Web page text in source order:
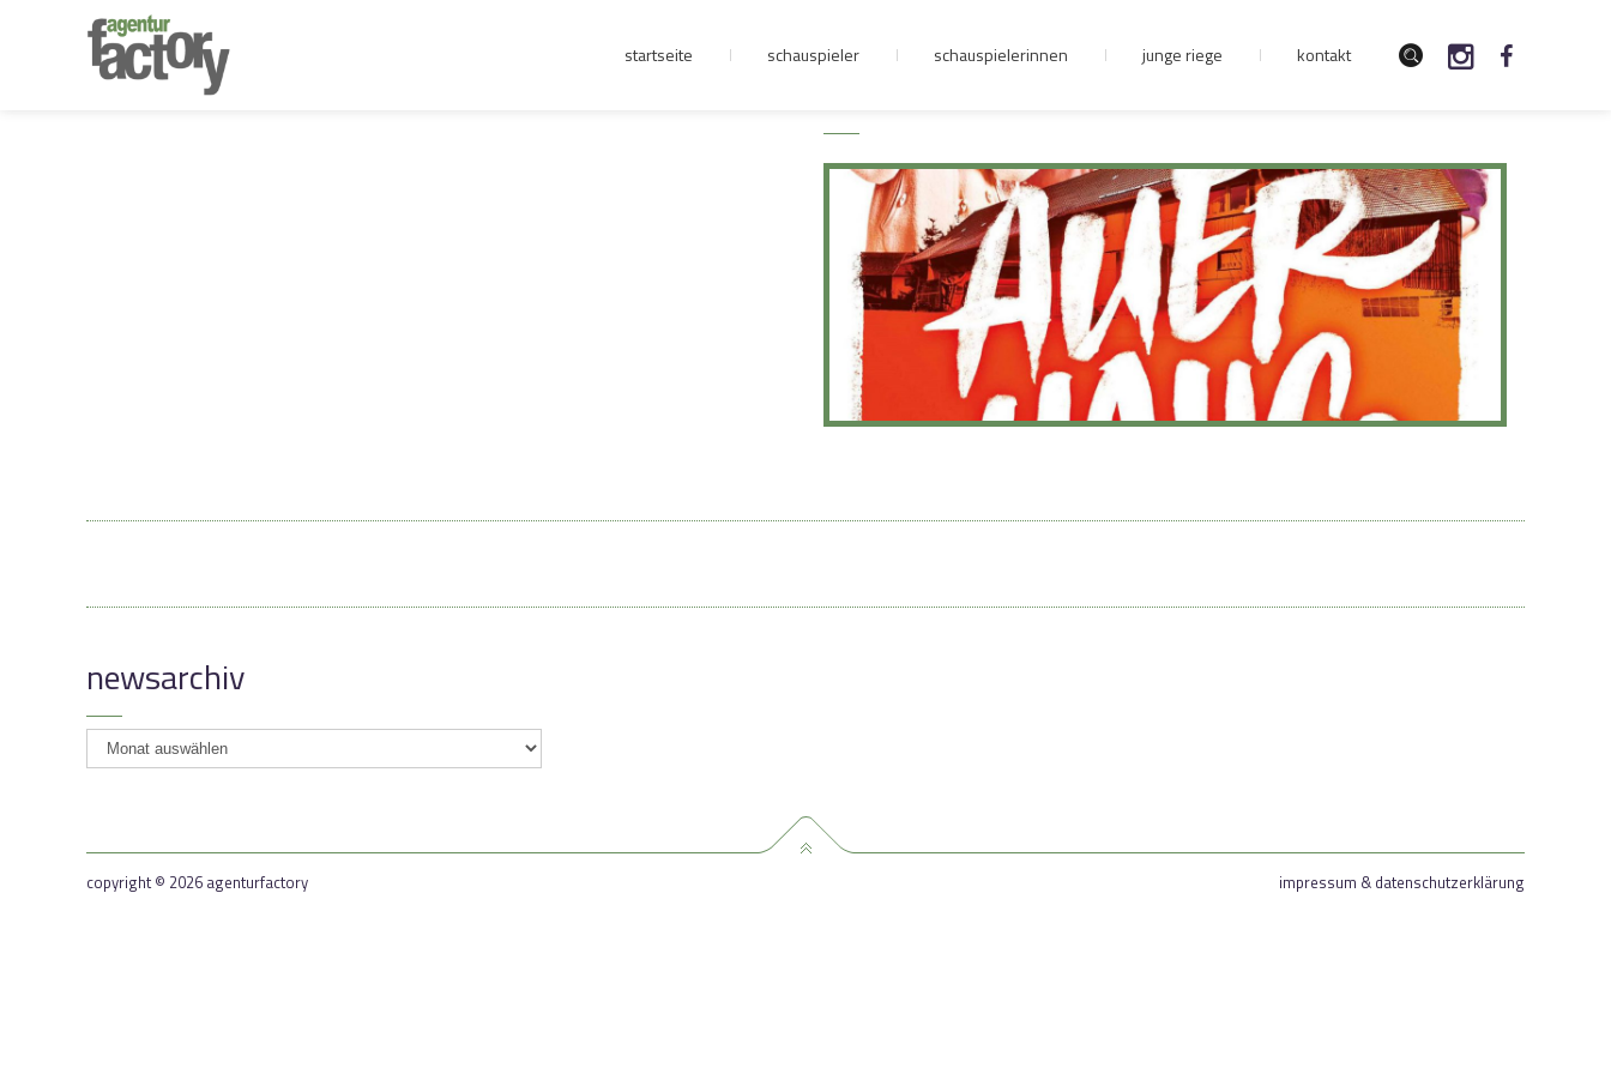
junge riege
kontakt
startseite schauspieler schauspielerinnen junge riege kontakt
newsarchiv
newsarchiv
copyright © 2026 agenturfactory impressum & datenschutzerklärung